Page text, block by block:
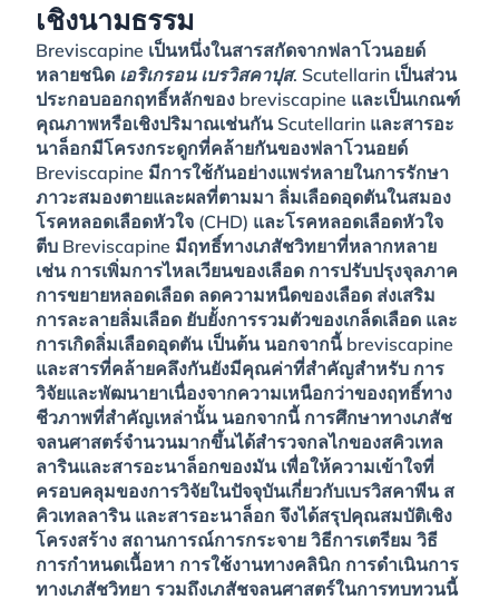
เชิงนามธรรม
Breviscapine เป็นหนึ่งในสารสกัดจากฟลาโวนอยด์
หลายชนิด เอริเกรอน เบรวิสคาปุส. Scutellarin เป็นส่วน
ประกอบออกฤทธิ์หลักของ breviscapine และเป็นเกณฑ์
คุณภาพหรือเชิงปริมาณเช่นกัน Scutellarin และสารอะ
นาล็อกมีโครงกระดูกที่คล้ายกันของฟลาโวนอยด์
Breviscapine มีการใช้กันอย่างแพร่หลายในการรักษา
ภาวะสมองตายและผลที่ตามมา ลิ่มเลือดอุดตันในสมอง
โรคหลอดเลือดหัวใจ (CHD) และโรคหลอดเลือดหัวใจ
ตีบ Breviscapine มีฤทธิ์ทางเภสัชวิทยาที่หลากหลาย
เช่น การเพิ่มการไหลเวียนของเลือด การปรับปรุงจุลภาค
การขยายหลอดเลือด ลดความหนืดของเลือด ส่งเสริม
การละลายลิ่มเลือด ยับยั้งการรวมตัวของเกล็ดเลือด และ
การเกิดลิ่มเลือดอุดตัน เป็นต้น นอกจากนี้ breviscapine
และสารที่คล้ายคลึงกันยังมีคุณค่าที่สำคัญสำหรับ การ
วิจัยและพัฒนายาเนื่องจากความเหนือกว่าของฤทธิ์ทาง
ชีวภาพที่สำคัญเหล่านั้น นอกจากนี้ การศึกษาทางเภสัช
จลนศาสตร์จำนวนมากขึ้นได้สำรวจกลไกของสคิวเทล
ลารินและสารอะนาล็อกของมัน เพื่อให้ความเข้าใจที่
ครอบคลุมของการวิจัยในปัจจุบันเกี่ยวกับเบรวิสคาพีน ส
คิวเทลลาริน และสารอะนาล็อก จึงได้สรุปคุณสมบัติเชิง
โครงสร้าง สถานการณ์การกระจาย วิธีการเตรียม วิธี
การกำหนดเนื้อหา การใช้งานทางคลินิก การดำเนินการ
ทางเภสัชวิทยา รวมถึงเภสัชจลนศาสตร์ในการทบทวนนี้